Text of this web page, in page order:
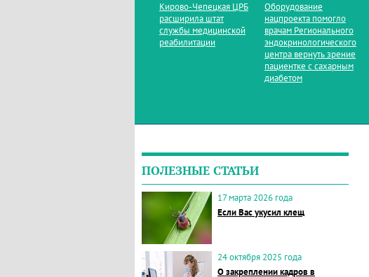
Кирово‑Чепецкая ЦРБ
расширила штат
службы медицинской
реабилитации
Оборудование
нацпроекта помогло
врачам Регионального
эндокринологического
центра вернуть зрение
пациентке с сахарным
диабетом
ПОЛЕЗНЫЕ СТАТЬИ
17 марта 2026 года
Если Вас укусил клещ
24 октября 2025 года
О закреплении кадров в